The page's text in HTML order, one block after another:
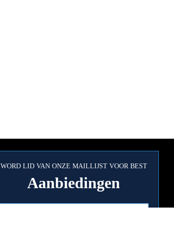
WORD LID VAN ONZE MAILLIJST VOOR BEST
Aanbiedingen